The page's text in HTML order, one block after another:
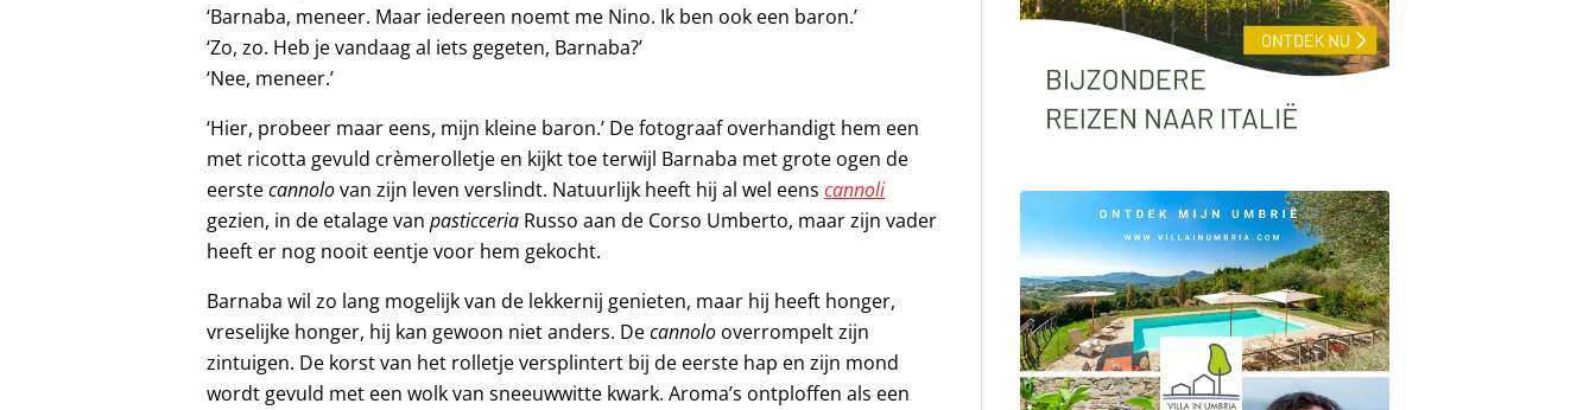
‘Barnaba, meneer. Maar iedereen noemt me Nino. Ik ben ook een baron.’
‘Zo, zo. Heb je vandaag al iets gegeten, Barnaba?’
‘Nee, meneer.’
‘Hier, probeer maar eens, mijn kleine baron.’ De fotograaf overhandigt hem een
met ricotta gevuld crèmerolletje en kijkt toe terwijl Barnaba met grote ogen de
eerstecannolovan zijn leven verslindt. Natuurlijk heeft hij al wel eenscannoli
gezien, in de etalage vanpasticceria Russo aan de Corso Umberto, maar zijn vader
heeft er nog nooit eentje voor hem gekocht.
Barnaba wil zo lang mogelijk van de lekkernij genieten, maar hij heeft honger,
vreselijke honger, hij kan gewoon niet anders. Decannolo overrompelt zijn
zintuigen. De korst van het rolletje versplintert bij de eerste hap en zijn mond
wordt gevuld met een wolk van sneeuwwitte kwark. Aroma’s ontploffen als een